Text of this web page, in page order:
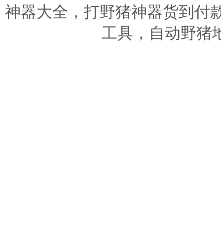
神器大全，打野猪神器货到付
工具，自动野